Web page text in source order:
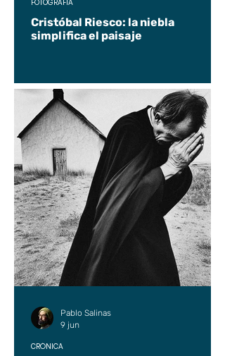
Cristóbal Riesco: la niebla
simplifica el paisaje
FOTOGRAFÍA
CRÓNICA
Pablo Salinas
9 jun